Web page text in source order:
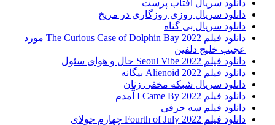
دانلود سریال آفتاب پرست
دانلود سریال روزی روزگاری در مریخ
دانلود سریال بی گناه
دانلود فیلم The Curious Case of Dolphin Bay 2022 مورد
عجیب خلیج دلفین
دانلود فیلم Seoul Vibe 2022 حال و هوای سئول
دانلود فیلم Alienoid 2022 بیگانه
دانلود سریال شبکه مخفی زنان
دانلود فیلم I Came By 2022 آمدم
دانلود فیلم سه حرفی
دانلود فیلم Fourth of July 2022 چهارم جولای